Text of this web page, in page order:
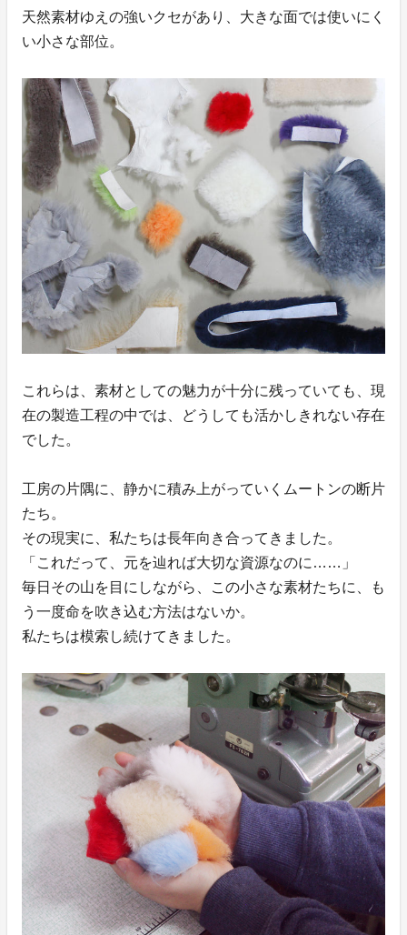
天然素材ゆえの強いクセがあり、大きな面では使いにく
い小さな部位。
これらは、素材としての魅力が十分に残っていても、現
在の製造工程の中では、どうしても活かしきれない存在
でした。
工房の片隅に、静かに積み上がっていくムートンの断片
たち。
その現実に、私たちは長年向き合ってきました。
「これだって、元を辿れば大切な資源なのに……」
毎日その山を目にしながら、この小さな素材たちに、も
う一度命を吹き込む方法はないか。
私たちは模索し続けてきました。